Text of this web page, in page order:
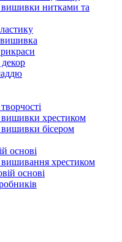
нитками та
хрестиком
бісером
основі
хрестиком
основі